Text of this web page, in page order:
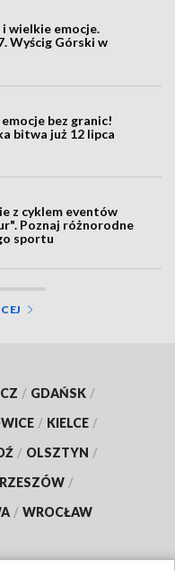
wielkie emocje.
Wyścig Górski w
bez granic!
bitwa już 12 lipca
z cyklem eventów
Poznaj różnorodne
sportu
/ GDAŃSK /
/ KIELCE /
/ OLSZTYN /
RZESZÓW /
/ WROCŁAW